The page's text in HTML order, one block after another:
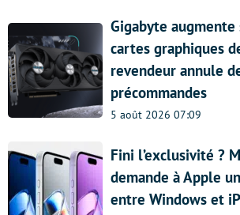
Gigabyte augmente
cartes graphiques
revendeur annule
précommandes
5 août 2026 07:09
Fini l’exclusivité ?
demande à Apple
entre Windows et